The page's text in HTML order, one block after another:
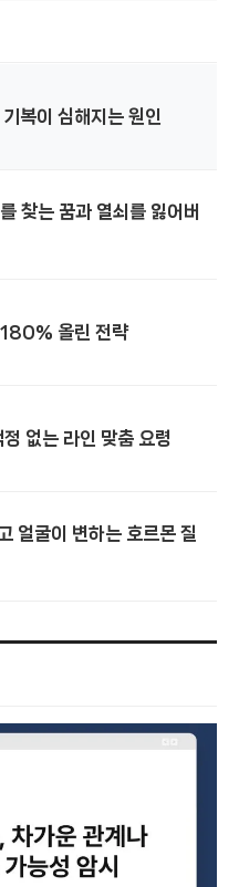
복이 심해지는 원인
찾는 꿈과 열쇠를 잃어버
180% 올린 전략
없는 라인 맞춤 요령
얼굴이 변하는 호르몬 질